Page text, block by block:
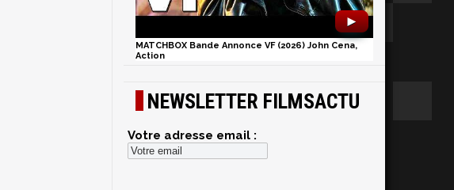
►
MATCHBOX Bande Annonce VF (2026) John Cena,
Action
NEWSLETTER FILMSACTU
Votre adresse email :